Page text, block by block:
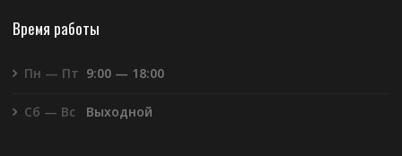
Время работы
Пн — Пт 9:00 — 18:00
Сб — Вс Выходной